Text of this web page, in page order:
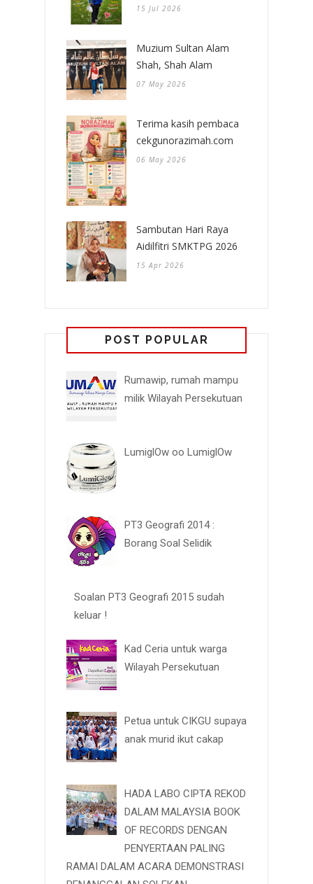
15 Jul 2026
Muzium Sultan Alam
Shah, Shah Alam
07 May 2026
Terima kasih pembaca
cekgunorazimah.com
06 May 2026
Sambutan Hari Raya
Aidilfitri SMKTPG 2026
15 Apr 2026
POST POPULAR
Rumawip, rumah mampu
milik Wilayah Persekutuan
LumiglOw oo LumiglOw
PT3 Geografi 2014 :
Borang Soal Selidik
Soalan PT3 Geografi 2015 sudah
keluar !
Kad Ceria untuk warga
Wilayah Persekutuan
Petua untuk CIKGU supaya
anak murid ikut cakap
HADA LABO CIPTA REKOD
DALAM MALAYSIA BOOK
OF RECORDS DENGAN
PENYERTAAN PALING
RAMAI DALAM ACARA DEMONSTRASI